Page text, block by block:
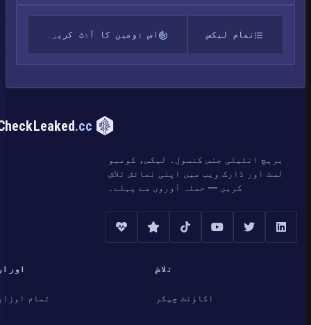
تمام لیکس اس ڈومین کا آڈٹ کریں۔
CheckLeaked.cc
بریچ انٹیلی جنس کنسول۔ لیکس، کومبو
لسٹ اور ڈارک ویب میں اپنی نمائش تلاش
کریں — حملہ آوروں سے پہلے۔
تلاش
اکاؤنٹ چیکر
اوزار
تمام اوزار